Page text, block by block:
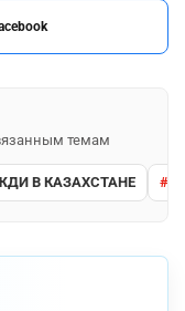
темам
В КАЗАХСТАНЕ